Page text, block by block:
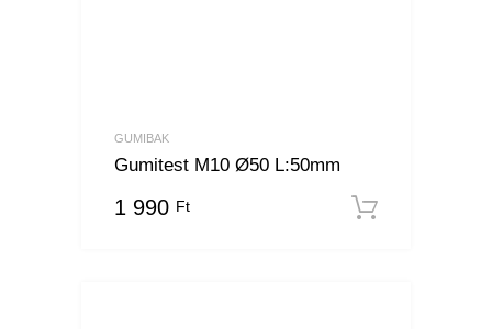
GUMIBAK
Gumitest M10 Ø50 L:50mm
1 990 Ft